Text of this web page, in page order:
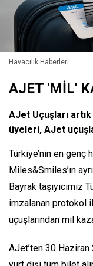
Havacılık Haberleri
AJET 'MİL'
AJet Uçuşları
üyeleri, AJet
Türkiye’nin en genç
Miles&Smiles’ın
Bayrak taşıyıcımız
imzalanan protokol
uçuşlarından mil
AJet’ten 30